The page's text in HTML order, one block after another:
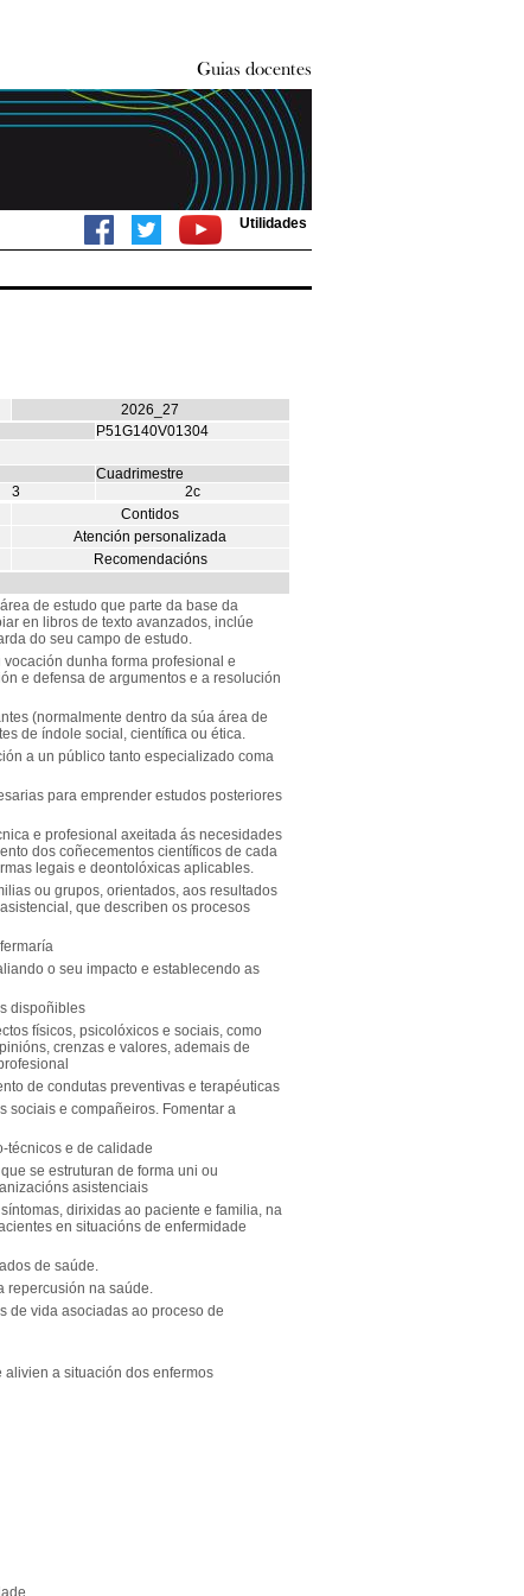
Utilidades
2026_27
P51G140V01304
Cuadrimestre
3
2c
Contidos
Atención personalizada
Recomendacións
de estudo que parte da base da
en libros de texto avanzados, inclúe
do seu campo de estudo.
dunha forma profesional e
e defensa de argumentos e a resolución
(normalmente dentro da súa área de
de índole social, científica ou ética.
a un público tanto especializado coma
para emprender estudos posteriores
e profesional axeitada ás necesidades
dos coñecementos científicos de cada
legais e deontolóxicas aplicables.
ou grupos, orientados, aos resultados
que describen os procesos
o seu impacto e establecendo as
dispoñibles
físicos, psicolóxicos e sociais, como
crenzas e valores, ademais de
de condutas preventivas e terapéuticas
sociais e compañeiros. Fomentar a
técnicos e de calidade
se estruturan de forma uni ou
asistenciais
dirixidas ao paciente e familia, na
en situacións de enfermidade
de saúde.
repercusión na saúde.
de vida asociadas ao proceso de
a situación dos enfermos